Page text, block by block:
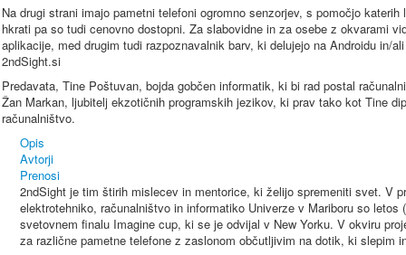
Na drugi strani imajo pametni telefoni ogromno senzorjev, s pomočjo
hkrati pa so tudi cenovno dostopni. Za slabovidne in za osebe z okvarami
aplikacije, med drugim tudi razpoznavalnik barv, ki delujejo na Androidu in/
2ndSight.si
Predavata, Tine Poštuvan, bojda gobčen informatik, ki bi rad postal
Žan Markan, ljubitelj ekzotičnih programskih jezikov, ki prav tako kot Tine
računalništvo.
Opis
Avtorji
Prenosi
2ndSight je tim štirih mislecev in mentorice, ki želijo spremeniti svet. V
elektrotehniko, računalništvo in informatiko Univerze v Mariboru so letos
svetovnem finalu Imagine cup, ki se je odvijal v New Yorku. V okviru
za različne pametne telefone z zaslonom občutljivim na dotik, ki slepim